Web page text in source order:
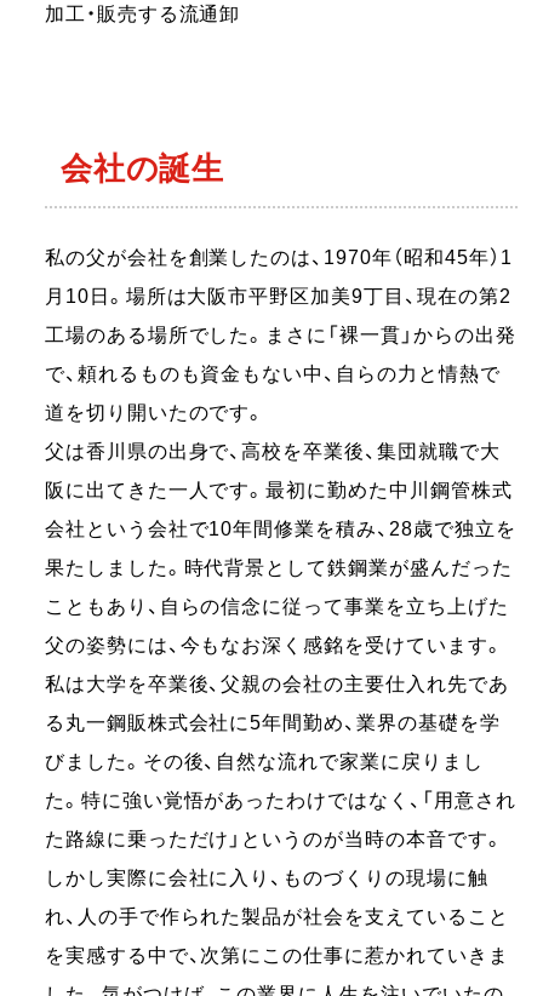
加工・販売する流通卸
会社の誕生
私の⽗が会社を創業したのは、1970年（昭和45年）1
⽉10⽇。場所は⼤阪市平野区加美9丁⽬、現在の第2
⼯場のある場所でした。まさに「裸⼀貫」からの出発
で、頼れるものも資⾦もない中、⾃らの⼒と情熱で
道を切り開いたのです。
⽗は⾹川県の出⾝で、⾼校を卒業後、集団就職で⼤
阪に出てきた⼀⼈です。最初に勤めた中川鋼管株式
会社という会社で10年間修業を積み、28歳で独⽴を
果たしました。時代背景として鉄鋼業が盛んだった
こともあり、⾃らの信念に従って事業を⽴ち上げた
⽗の姿勢には、今もなお深く感銘を受けています。
私は⼤学を卒業後、父親の会社の主要仕入れ先であ
る丸⼀鋼販株式会社に5年間勤め、業界の基礎を学
びました。その後、⾃然な流れで家業に戻りまし
た。特に強い覚悟があったわけではなく、「⽤意され
た路線に乗っただけ」というのが当時の本⾳です。
しかし実際に会社に⼊り、ものづくりの現場に触
れ、⼈の⼿で作られた製品が社会を⽀えていること
を実感する中で、次第にこの仕事に惹かれていきま